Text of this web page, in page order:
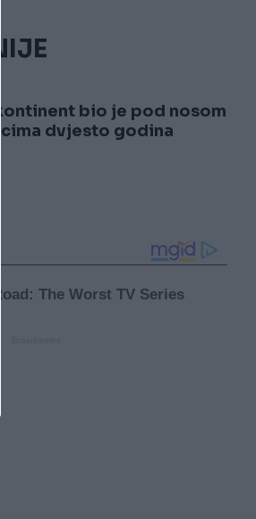
kontinent bio je pod nosom
dvjesto godina